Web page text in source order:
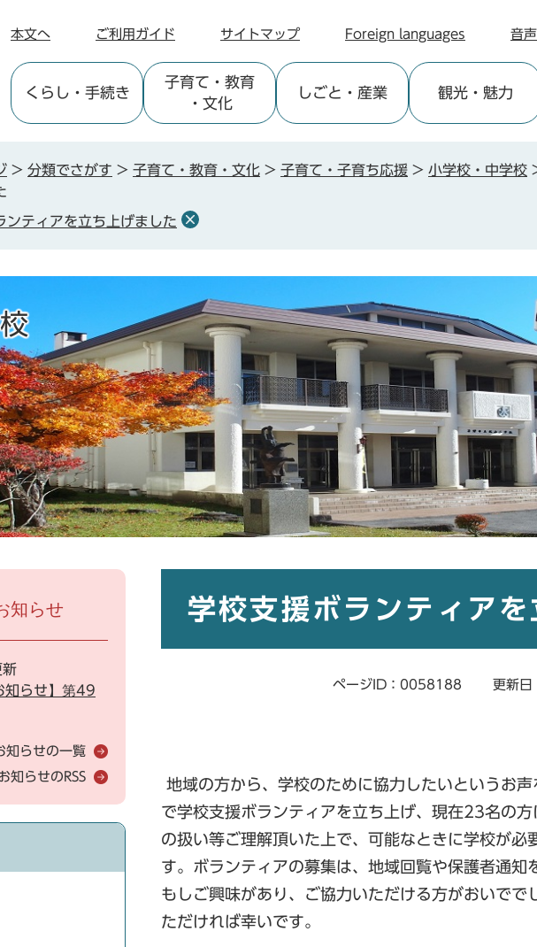
本文へ ご利用ガイド サイトマップ Foreign languages 音
くらし ・手続き
子育て ・教育
・文化
しごと ・産業 観光・魅力
> 分類でさがす > 子育て・教育・文化 > 子育て・子育ち応援 > 小学校・中学校
ンティアを立ち上げました
学校支援ボランティアを
ページID：0058188 更新
地域の方から、学校のために協力したいというお
で学校支援ボランティアを立ち上げ、現在23名の
の扱い等ご理解頂いた上で、可能なときに学校が必
す。ボランティアの募集は、地域回覧や保護者通
もしご興味があり、ご協力いただける方がおいで
ただければ幸いです。
知らせ
知らせ】第49
知らせの一覧
知らせのRSS